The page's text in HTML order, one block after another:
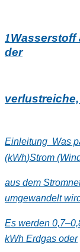
1Wasserstoff
der
verlustreiche,
Einleitung Was
(kWh)Strom
aus dem Stromn
umgewandelt
Es werden 0,7–
kWh Erdgas oder